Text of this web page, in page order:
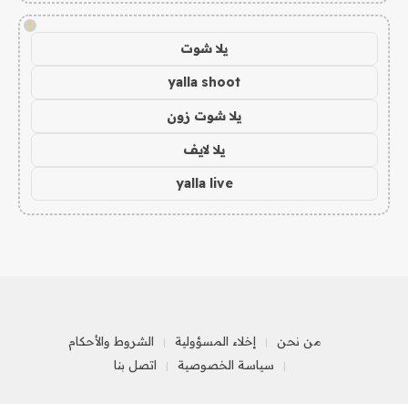
!
يلا شوت
yalla shoot
يلا شوت زون
يلا لايف
yalla live
من نحن إخلاء المسؤولية
الشروط والأحكام
سياسة الخصوصية
اتصل بنا